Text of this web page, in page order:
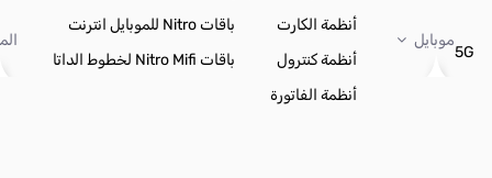
5G
موبايل
أنظمة الكارت
أنظمة كنترول
أنظمة الفاتورة
باقات Nitro للموبايل انترنت
باقات Nitro Mifi لخطوط الداتا